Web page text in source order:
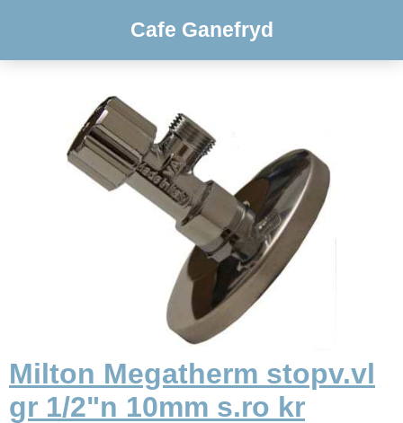
Cafe Ganefryd
Milton Megatherm stopv.vl
gr 1/2"n 10mm s.ro kr